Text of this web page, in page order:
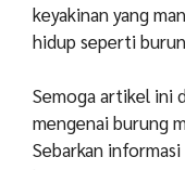
keyakinan yang
hidup seperti
Semoga artikel ini
mengenai burung
Sebarkan